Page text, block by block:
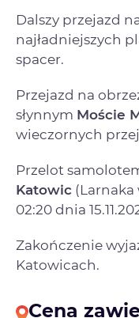
Dalszy przejazd
najładniejszych
spacer.
Przejazd na
słynnym Moście
wieczornych
Przelot
Katowic
02:20 dnia
Zakończenie
Katowicach.
Cena